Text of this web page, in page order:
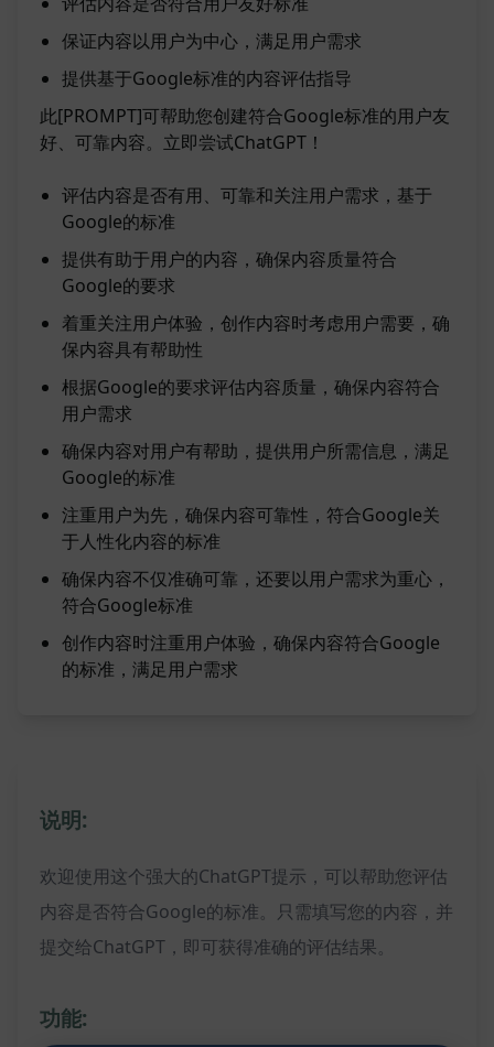
保证内容以用户为中心，满足用户需求
提供基于Google标准的内容评估指导
此[PROMPT]可帮助您创建符合Google标准的用户友
好、可靠内容。立即尝试ChatGPT！
评估内容是否有用、可靠和关注用户需求，基于
Google的标准
提供有助于用户的内容，确保内容质量符合
Google的要求
着重关注用户体验，创作内容时考虑用户需要，确
保内容具有帮助性
根据Google的要求评估内容质量，确保内容符合
用户需求
确保内容对用户有帮助，提供用户所需信息，满足
Google的标准
注重用户为先，确保内容可靠性，符合Google关
于人性化内容的标准
确保内容不仅准确可靠，还要以用户需求为重心，
符合Google标准
创作内容时注重用户体验，确保内容符合Google
的标准，满足用户需求
说明:
欢迎使用这个强大的ChatGPT提示，可以帮助您评估
内容是否符合Google的标准。只需填写您的内容，并
提交给ChatGPT，即可获得准确的评估结果。
功能: